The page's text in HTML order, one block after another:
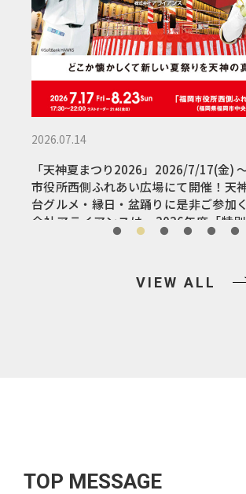
2026.07.14
「天神夏まつり2026」2026/7/17(金)
市役所西側ふれあい広場にて開催！天
台グルメ・縁日・盆踊りに是非ご参加
会社アライアンスは、2026年度「特
ー」として全てのイベントを応援してい
VIEW ALL
TOP MESSAGE